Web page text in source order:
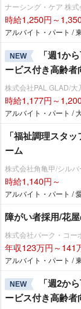
ナーシング・ケア 株
時給1,250円～
アルバイト・パート /
NEW
「週1か
ービス付き高齢
株式会社PAL GLAD/大
時給1,177円～
アルバイト・パート /
「福祉調理スタ
ーム
株式会社角亀甲/シル
時給1,140円～
アルバイト・パート /
障がい者採用/花
株式会社パーク・コー
年収123万円～141
アルバイト・パート /
NEW
「週2か
ービス付き高齢